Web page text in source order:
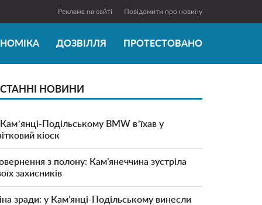
Реклама на сайті Повідомити про новину
ДОЗВІЛЛЯ ПРОТЕСТОВАНО
НОВИНИ
Подільському BMW вʼїхав у
кіоск
з полону: Кам’янеччина зустріла
захисників
зради: у Кам’янці-Подільському винесли